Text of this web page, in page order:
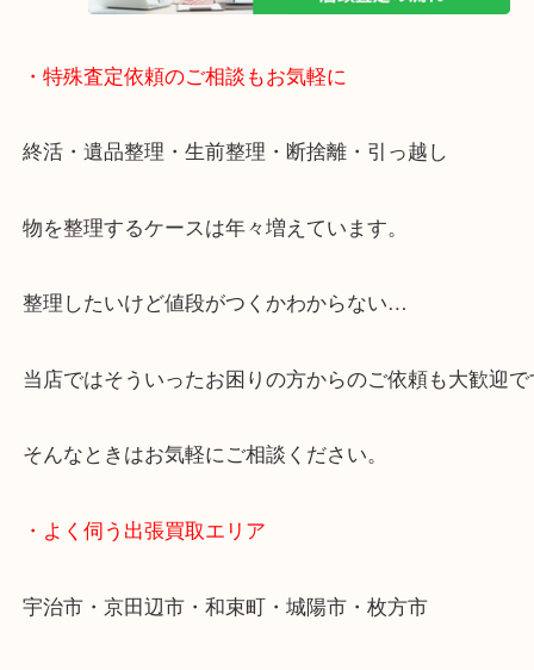
貴金属などのお品以外にも絵画や骨董品・家電な
商品が買取対象です！
・特殊査定依頼のご相談もお気軽に
終活・遺品整理・生前整理・断捨離・引っ越し
物を整理するケースは年々増えています。
整理したいけど値段がつくかわからない…